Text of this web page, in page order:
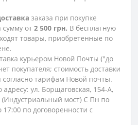
заказа при покупке
сумму от 2 500 грн. В бесплатную
товары, приобретенные по
курьером Новой Почты ("до
покупателя; стоимость доставки
согласно тарифам Новой почты.
ул. Борщаговская, 154-А,
(Индустриальный мост) С Пн по
17:00 по договоренности с